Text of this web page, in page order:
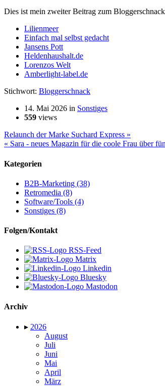
Dies ist mein zweiter Beitrag zum
Lilienmeer
Einfach mal selbst gedacht
Jansens Pott
Heldenhaushalt.de
Lorenzos Welt
Amberlight-label.de
Stichwort: Bloggerschnack
14. Mai 2026 in Sonstiges
559 views
Relaunch der Marke Suchard Express »
« Sara - neues Magazin für die coole Frau über
Kategorien
B2B-Marketing (38)
Retromedia (8)
Software/Tools (4)
Sonstiges (8)
Folgen/Kontakt
RSS-Feed
Matrix
Linkedin
Bluesky
Mastodon
Archiv
▸ 2026
August
Juli
Juni
Mai
April
März